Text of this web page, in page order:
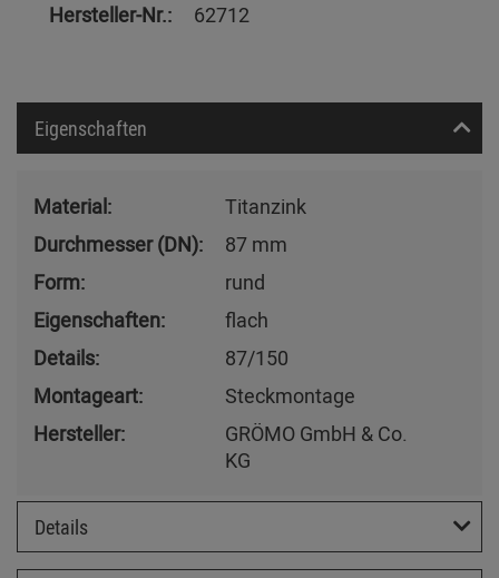
Hersteller-Nr.: 62712
Eigenschaften
Material:
Titanzink
Durchmesser (DN):
87 mm
Form:
rund
Eigenschaften:
flach
Details:
87/150
Montageart:
Steckmontage
Hersteller:
GRÖMO GmbH & Co.
KG
Details